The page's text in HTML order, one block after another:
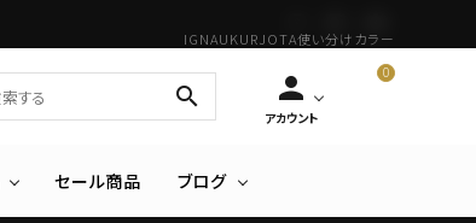
search person
アカウント
0
shopping_cart
セール商品 ブログ
IGNAUKUR JOTA使い分けカラー